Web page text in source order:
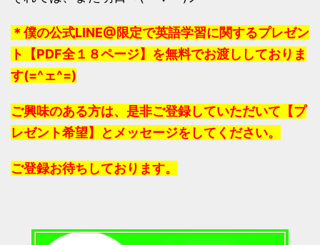
＊僕の公式LINE@限定で英語学習に関するプレゼン
ト【PDF全１８ページ】を無料でお渡ししておりま
す(=^ェ^=)
ご興味のある方は、是非ご登録していただいて【プ
レゼント希望】とメッセージをしてください。
ご登録お待ちしております。